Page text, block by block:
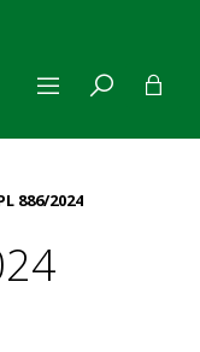
886/2024